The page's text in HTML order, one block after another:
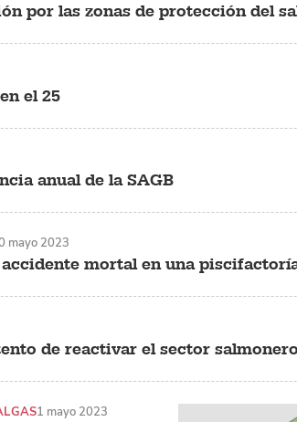
por las zonas de protección del
el 25
anual de la SAGB
mortal en una
mayo 2023
de reactivar el sector
1 mayo 2023